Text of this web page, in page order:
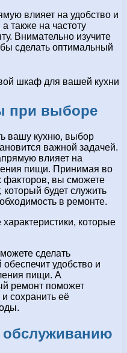
влияет на удобство и
также на частоту
Внимательно изучите
сделать оптимальный
при выборе
вашу кухню, выбор
важной задачей.
влияет на
пищи. Принимая во
факторов, вы сможете
будет служить
в ремонте.
которые
сделать
удобство и
пищи. А
ремонт поможет
сохранить её